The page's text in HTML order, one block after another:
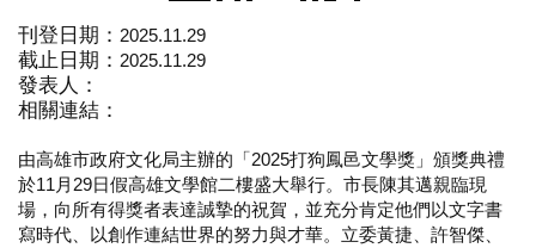
刊登日期： 2025.11.29
截止日期： 2025.11.29
發表人：
相關連結：
由高雄市政府文化局主辦的「2025打狗鳳邑文學獎」頒獎典禮
於11月29日假高雄文學館二樓盛大舉行。市長陳其邁親臨現
場，向所有得獎者表達誠摯的祝賀，並充分肯定他們以文字書
寫時代、以創作連結世界的努力與才華。立委黃捷、許智傑、